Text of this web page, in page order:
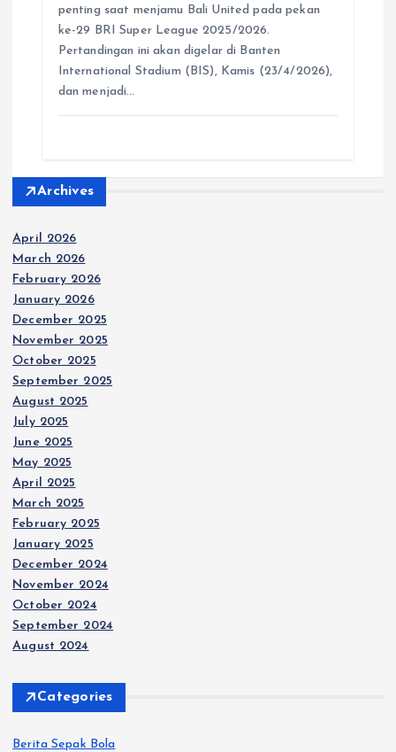
t
s
A
p
p
e
b
o
o
k
s
e
n
g
e
g
r
a
p
e
e
penting saat menjamu Bali United pada pekan
ke-29 BRI Super League 2025/2026.
Pertandingan ini akan digelar di Banten
International Stadium (BIS), Kamis (23/4/2026),
dan menjadi…
Archives
April 2026
March 2026
February 2026
January 2026
December 2025
November 2025
October 2025
September 2025
August 2025
July 2025
June 2025
May 2025
April 2025
March 2025
February 2025
January 2025
December 2024
November 2024
October 2024
September 2024
August 2024
Categories
Berita Sepak Bola